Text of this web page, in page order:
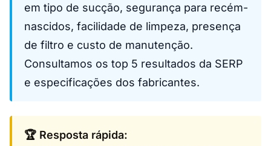
em tipo de sucção, segurança para recém-
nascidos, facilidade de limpeza, presença
de filtro e custo de manutenção.
Consultamos os top 5 resultados da SERP
e especificações dos fabricantes.
🏆 Resposta rápida: